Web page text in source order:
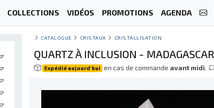
COLLECTIONS VIDÉOS PROMOTIONS AGENDA
CATALOGUE CRISTAUX CRISTALLISATION
QUARTZ À INCLUSION - MADAGASCAR
Expédié aujourd'hui en cas de commande avant midi.